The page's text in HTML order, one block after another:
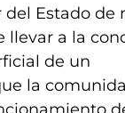
del Estado de
llevar a la
de un
la